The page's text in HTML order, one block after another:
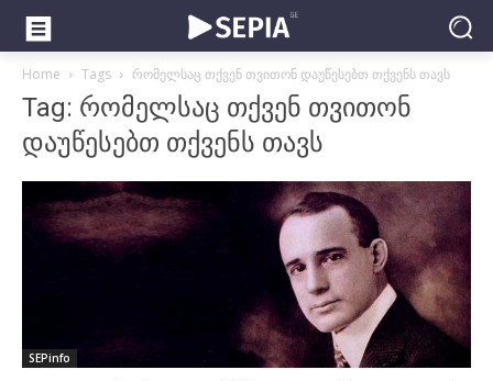
Home Tags რომელსაც თქვენ თვითონ დაუწესებთ თქვენს თავს
Tag: რომელსაც თქვენ თვითონ
დაუწესებთ თქვენს თავს
SEPinfo